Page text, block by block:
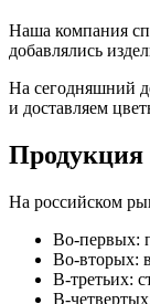
Наша компания
добавлялись
На сегодняшний
и доставляем
Продукция
На российском
Во-первых:
Во-вторых:
В-третьих:
В-